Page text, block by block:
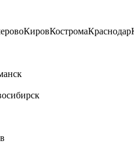
КировКостромаКраснодар